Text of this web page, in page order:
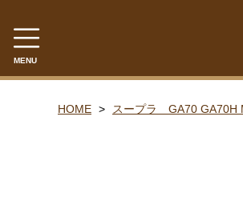
MENU
HOME スープラ GA70 GA70H